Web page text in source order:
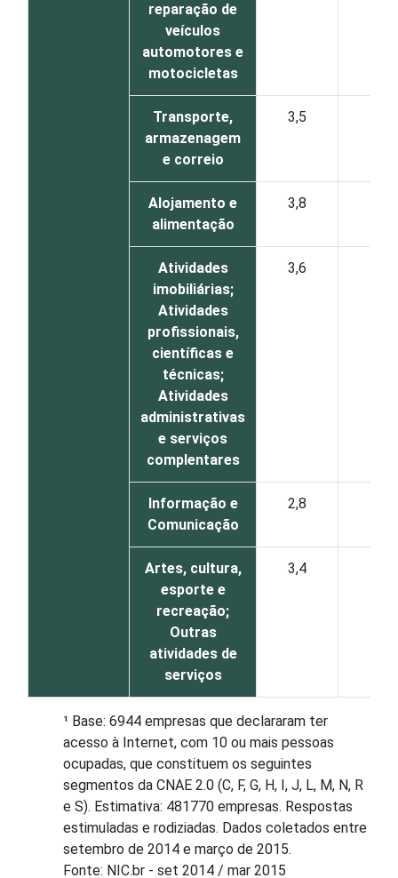
reparação de
veículos
automotores e
motocicletas
Transporte,
armazenagem
e correio
3,5
Alojamento e
alimentação
3,8
Atividades
imobiliárias;
Atividades
profissionais,
científicas e
técnicas;
Atividades
administrativas
e serviços
complentares
3,6
Informação e
Comunicação
2,8
Artes, cultura,
esporte e
recreação;
Outras
atividades de
serviços
3,4
¹ Base: 6944 empresas que declararam ter
acesso à Internet, com 10 ou mais pessoas
ocupadas, que constituem os seguintes
segmentos da CNAE 2.0 (C, F, G, H, I, J, L, M, N, R
e S). Estimativa: 481770 empresas. Respostas
estimuladas e rodiziadas. Dados coletados entre
setembro de 2014 e março de 2015.
Fonte: NIC.br - set 2014 / mar 2015